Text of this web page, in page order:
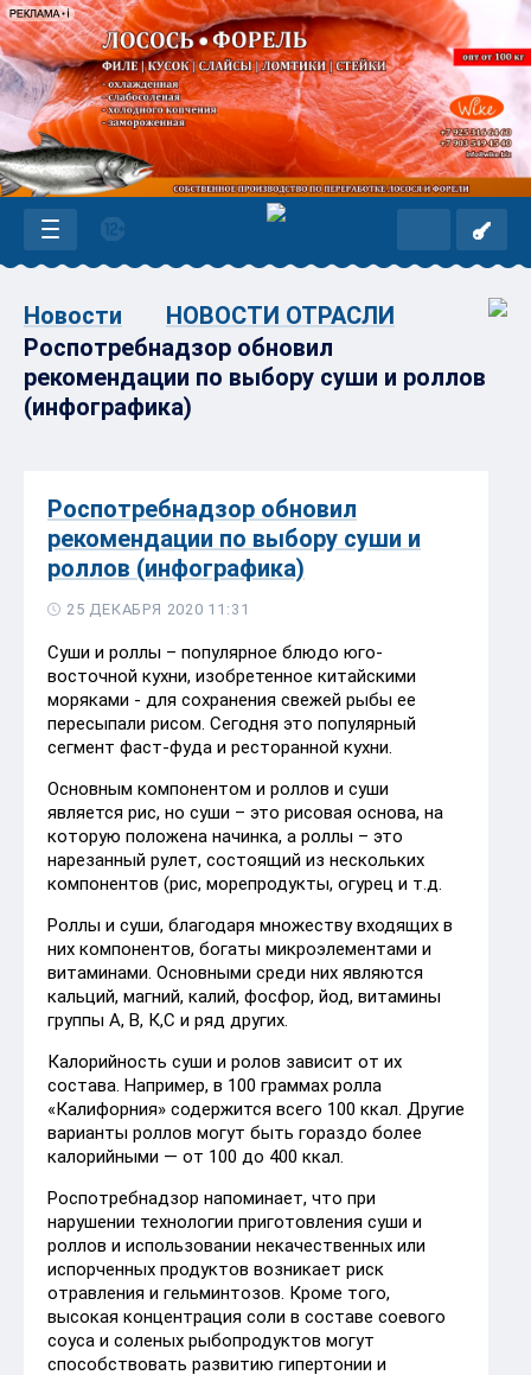
Новости
НОВОСТИ ОТРАСЛИ
Роспотребнадзор обновил
рекомендации по выбору суши и роллов
(инфографика)
Роспотребнадзор обновил
рекомендации по выбору суши и
роллов (инфографика)
25 ДЕКАБРЯ 2020 11:31
Суши и роллы – популярное блюдо юго-
восточной кухни, изобретенное китайскими
моряками - для сохранения свежей рыбы ее
пересыпали рисом. Сегодня это популярный
сегмент фаст-фуда и ресторанной кухни.
Основным компонентом и роллов и суши
является рис, но суши – это рисовая основа, на
которую положена начинка, а роллы – это
нарезанный рулет, состоящий из нескольких
компонентов (рис, морепродукты, огурец и т.д.
Роллы и суши, благодаря множеству входящих в
них компонентов, богаты микроэлементами и
витаминами. Основными среди них являются
кальций, магний, калий, фосфор, йод, витамины
группы А, В, К,С и ряд других.
Калорийность суши и ролов зависит от их
состава. Например, в 100 граммах ролла
«Калифорния» содержится всего 100 ккал. Другие
варианты роллов могут быть гораздо более
калорийными — от 100 до 400 ккал.
Роспотребнадзор напоминает, что при
нарушении технологии приготовления суши и
роллов и использовании некачественных или
испорченных продуктов возникает риск
отравления и гельминтозов. Кроме того,
высокая концентрация соли в составе соевого
соуса и соленых рыбопродуктов могут
способствовать развитию гипертонии и